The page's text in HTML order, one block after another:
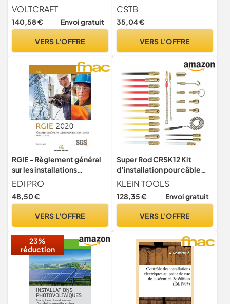
VOLTCRAFT
140,58 € Envoi gratuit
VERS L'OFFRE
usage d'habitation.
Nouvelle formule
CSTB
35,04 €
VERS L'OFFRE
RGIE - Règlement général
sur les installations
électriques (2020)
EDI PRO
48,50 €
VERS L'OFFRE
Super Rod CRSK12 Kit
d’installation pour câble
comprenant 13 baguettes
tire-fil 12 m
KLEIN TOOLS
128,35 € Envoi gratuit
VERS L'OFFRE
23%
réduction